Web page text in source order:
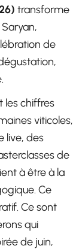
transforme
de
les chiffres
viticoles,
live, des
de
à être à la
Ce
Ce sont
qui
de juin,